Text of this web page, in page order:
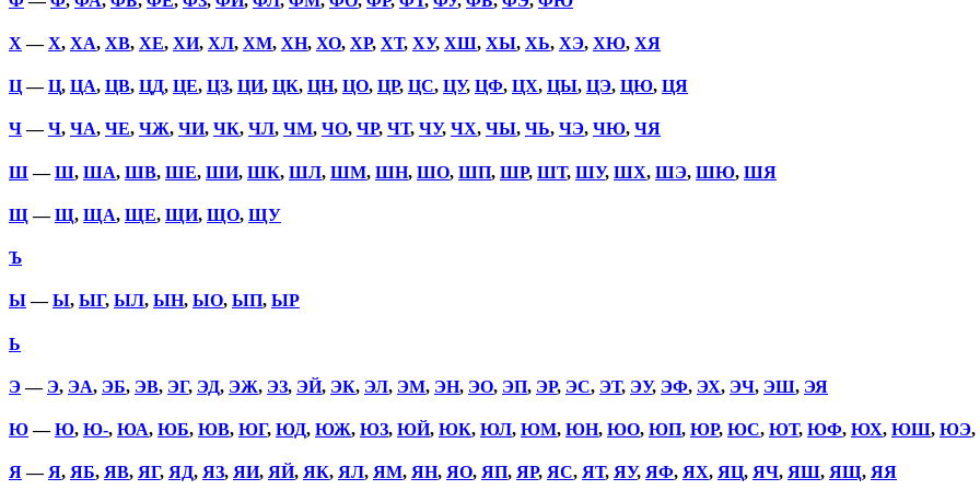
Х —Х, ХА, ХВ, ХЕ, ХИ, ХЛ, ХМ, ХН, ХО, ХР, ХТ, ХУ, ХШ, ХЫ, ХЬ, ХЭ, ХЮ, ХЯ
Ц—Ц, ЦА, ЦВ, ЦД, ЦЕ, ЦЗ, ЦИ, ЦК, ЦН, ЦО, ЦР, ЦС, ЦУ, ЦФ, ЦХ, ЦЫ, ЦЭ, ЦЮ, ЦЯ
Ч—Ч, ЧА, ЧЕ, ЧЖ, ЧИ, ЧК, ЧЛ, ЧМ, ЧО, ЧР, ЧТ, ЧУ, ЧХ, ЧЫ, ЧЬ, ЧЭ, ЧЮ, ЧЯ
Ш—Ш, ША, ШВ, ШЕ, ШИ, ШК, ШЛ, ШМ, ШН, ШО, ШП, ШР, ШТ, ШУ, ШХ, ШЭ, ШЮ, ШЯ
Щ —Щ, ЩА, ЩЕ, ЩИ, ЩО, ЩУ
Ъ
Ы—Ы, ЫГ, ЫЛ, ЫН, ЫО, ЫП, ЫР
Ь
Э— Э, ЭА, ЭБ, ЭВ, ЭГ, ЭД, ЭЖ, ЭЗ, ЭЙ, ЭК, ЭЛ, ЭМ, ЭН, ЭО, ЭП, ЭР, ЭС, ЭТ, ЭУ, ЭФ, ЭХ, ЭЧ, ЭШ, ЭЯ
Ю—Ю, Ю-, ЮА, ЮБ, ЮВ, ЮГ, ЮД, ЮЖ, ЮЗ, ЮЙ, ЮК, ЮЛ, ЮМ, ЮН, ЮО, ЮП, ЮР, ЮС, ЮТ, ЮФ, ЮХ, ЮШ, ЮЭ,
Я—Я, ЯБ, ЯВ, ЯГ, ЯД, ЯЗ, ЯИ, ЯЙ, ЯК, ЯЛ, ЯМ, ЯН, ЯО, ЯП, ЯР, ЯС, ЯТ, ЯУ, ЯФ, ЯХ, ЯЦ, ЯЧ, ЯШ, ЯЩ, ЯЯ